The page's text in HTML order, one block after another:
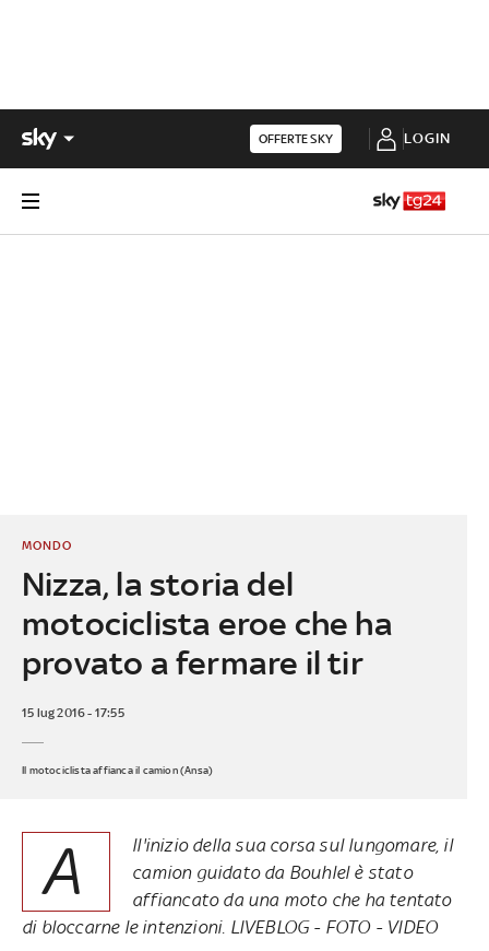
OFFERTE SKY LOGIN
Nizza, la storia del
motociclista eroe che ha
provato a fermare il tir
MONDO
15 lug 2016 - 17:55
Il motociclista affianca il camion (Ansa)
A
ll'inizio della sua corsa sul lungomare, il
camion guidato da Bouhlel è stato
affiancato da una moto che ha tentato
di bloccarne le intenzioni. LIVEBLOG - FOTO - VIDEO